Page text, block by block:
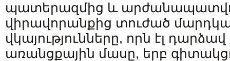
պատերազմից և
վիրավորանքից տուժած
վկայությունները, որն էլ
առանցքային մասը, երբ